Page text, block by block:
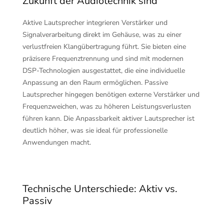
Aktive Lautsprecher integrieren Verstärker und
Signalverarbeitung direkt im Gehäuse, was zu einer
verlustfreien Klangübertragung führt. Sie bieten eine
präzisere Frequenztrennung und sind mit modernen
DSP-Technologien ausgestattet, die eine individuelle
Anpassung an den Raum ermöglichen. Passive
Lautsprecher hingegen benötigen externe Verstärker und
Frequenzweichen, was zu höheren Leistungsverlusten
führen kann. Die Anpassbarkeit aktiver Lautsprecher ist
deutlich höher, was sie ideal für professionelle
Anwendungen macht.
Technische Unterschiede: Aktiv vs.
Passiv